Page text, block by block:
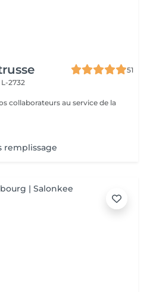
51
2732
collaborateurs au service de la
remplissage